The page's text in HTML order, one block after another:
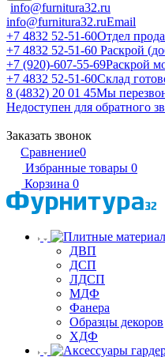
info@furnitura32.ru
info@furnitura32.ruEmail
+7 4832 52-51-60Отдел
+7 4832 52-51-60 Раскрой
+7 (920)-607-55-69Раскрой
+7 4832 52-51-60Склад
8 (4832) 20 01 45Мы
Недоступен для обратного
Заказать звонок
Сравнение0
Избранные товары 0
Корзина 0
ДВП
ДСП
ЛДСП
МДФ
Фанера
Образцы декоров
ХДФ